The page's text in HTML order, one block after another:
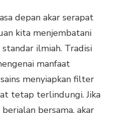
depan akar serapat
kita menjembatani
ilmiah. Tradisi
manfaat
menyiapkan filter
tetap terlindungi. Jika
bersama, akar